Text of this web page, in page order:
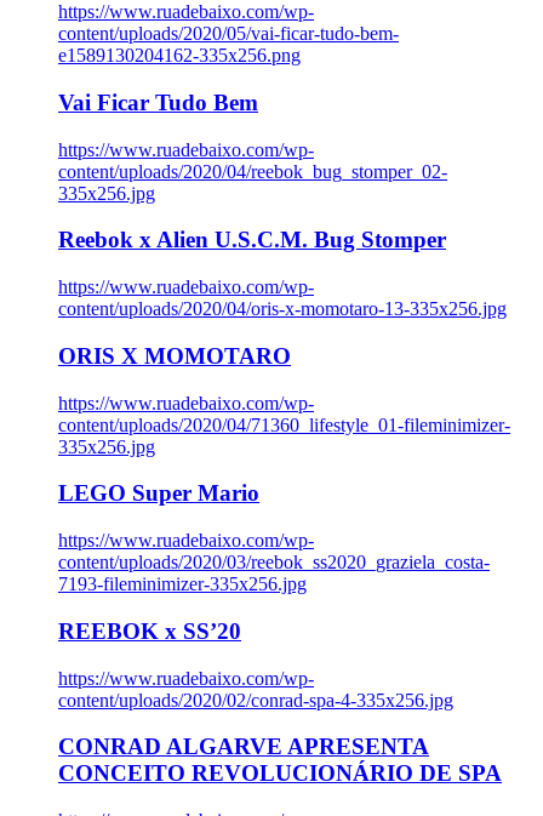
https://www.ruadebaixo.com/wp-
content/uploads/2020/05/vai-ficar-tudo-bem-
e1589130204162-335x256.png
Vai Ficar Tudo Bem
https://www.ruadebaixo.com/wp-
content/uploads/2020/04/reebok_bug_stomper_02-
335x256.jpg
Reebok x Alien U.S.C.M. Bug Stomper
https://www.ruadebaixo.com/wp-
content/uploads/2020/04/oris-x-momotaro-13-335x256.jpg
ORIS X MOMOTARO
https://www.ruadebaixo.com/wp-
content/uploads/2020/04/71360_lifestyle_01-fileminimizer-
335x256.jpg
LEGO Super Mario
https://www.ruadebaixo.com/wp-
content/uploads/2020/03/reebok_ss2020_graziela_costa-
7193-fileminimizer-335x256.jpg
REEBOK x SS’20
https://www.ruadebaixo.com/wp-
content/uploads/2020/02/conrad-spa-4-335x256.jpg
CONRAD ALGARVE APRESENTA
CONCEITO REVOLUCIONÁRIO DE SPA